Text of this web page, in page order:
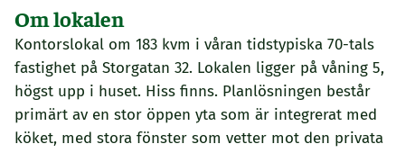
Om lokalen
Kontorslokal om 183 kvm i våran tidstypiska 70-tals
fastighet på Storgatan 32. Lokalen ligger på våning 5,
högst upp i huset. Hiss finns. Planlösningen består
primärt av en stor öppen yta som är integrerat med
köket, med stora fönster som vetter mot den privata